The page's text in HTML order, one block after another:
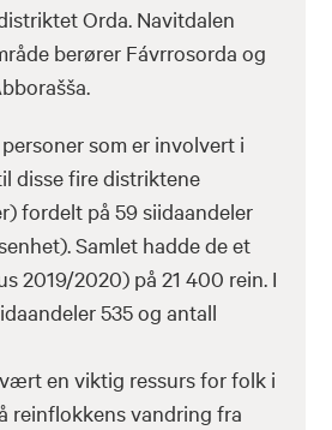
Orda. Navitdalen
berører Fávrrosorda og
som er involvert i
disse fire distriktene
fordelt på 59 siidaandeler
Samlet hadde de et
2019/2020) på 21 400 rein. I
535 og antall
en viktig ressurs for folk i
reinflokkens vandring fra